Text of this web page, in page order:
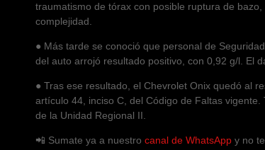
traumatismo de tórax con posible ruptura de
complejidad.
● Más tarde se conoció que personal de
del auto arrojó resultado positivo, con 0,92 g/l. El
● Tras ese resultado, el Chevrolet Onix quedó al
artículo 44, inciso C, del Código de Faltas
de la Unidad Regional II.
📲 Sumate ya a nuestro canal de WhatsApp y no